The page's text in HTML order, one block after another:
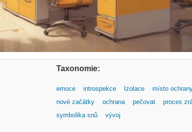
Taxonomie:
emoce introspekce Izolace místo
nové začátky
ochrana pečovat proces
symbolika snů
vývoj